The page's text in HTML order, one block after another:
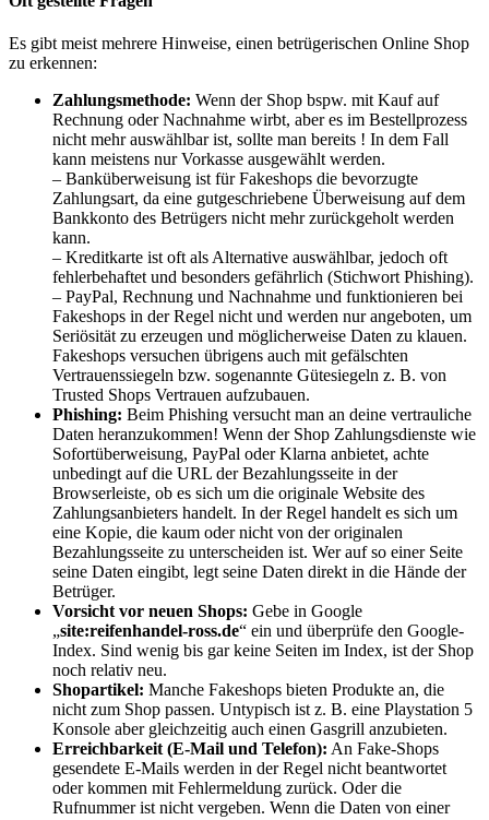
Es gibt meist mehrere Hinweise, einen betrügerischen Online Shop
zu erkennen:
Zahlungsmethode: Wenn der Shop bspw. mit Kauf auf
Rechnung oder Nachnahme wirbt, aber es im Bestellprozess
nicht mehr auswählbar ist, sollte man bereits ! In dem Fall
kann meistens nur Vorkasse ausgewählt werden.
– Banküberweisung ist für Fakeshops die bevorzugte
Zahlungsart, da eine gutgeschriebene Überweisung auf dem
Bankkonto des Betrügers nicht mehr zurückgeholt werden
kann.
– Kreditkarte ist oft als Alternative auswählbar, jedoch oft
fehlerbehaftet und besonders gefährlich (Stichwort Phishing).
– PayPal, Rechnung und Nachnahme und funktionieren bei
Fakeshops in der Regel nicht und werden nur angeboten, um
Seriösität zu erzeugen und möglicherweise Daten zu klauen.
Fakeshops versuchen übrigens auch mit gefälschten
Vertrauenssiegeln bzw. sogenannte Gütesiegeln z. B. von
Trusted Shops Vertrauen aufzubauen.
Phishing: Beim Phishing versucht man an deine vertrauliche
Daten heranzukommen! Wenn der Shop Zahlungsdienste wie
Sofortüberweisung, PayPal oder Klarna anbietet, achte
unbedingt auf die URL der Bezahlungsseite in der
Browserleiste, ob es sich um die originale Website des
Zahlungsanbieters handelt. In der Regel handelt es sich um
eine Kopie, die kaum oder nicht von der originalen
Bezahlungsseite zu unterscheiden ist. Wer auf so einer Seite
seine Daten eingibt, legt seine Daten direkt in die Hände der
Betrüger.
Vorsicht vor neuen Shops: Gebe in Google
„site:reifenhandel-ross.de“ ein und überprüfe den Google-
Index. Sind wenig bis gar keine Seiten im Index, ist der Shop
noch relativ neu.
Shopartikel: Manche Fakeshops bieten Produkte an, die
nicht zum Shop passen. Untypisch ist z. B. eine Playstation 5
Konsole aber gleichzeitig auch einen Gasgrill anzubieten.
Erreichbarkeit (E-Mail und Telefon): An Fake-Shops
gesendete E-Mails werden in der Regel nicht beantwortet
oder kommen mit Fehlermeldung zurück. Oder die
Rufnummer ist nicht vergeben. Wenn die Daten von einer